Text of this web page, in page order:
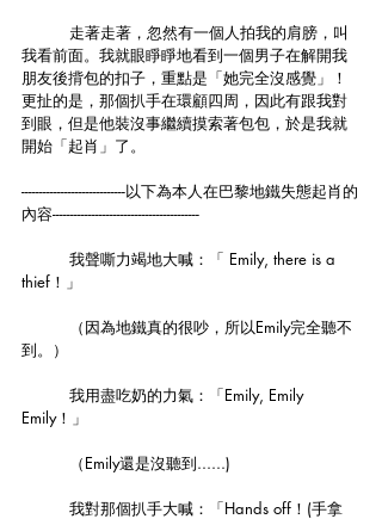
我看前面。我就眼睜睜地看到一個男子在解開我
朋友後揹包的扣子，重點是「她完全沒感覺」！
更扯的是，那個扒手在環顧四周，因此有跟我對
到眼，但是他裝沒事繼續摸索著包包，於是我就
開始「起肖」了。
-----------------------------以下為本人在巴黎地鐵失態起肖的
內容-----------------------------------------
thief！」
到。）
Emily！」
	（Emily還是沒聽到......)